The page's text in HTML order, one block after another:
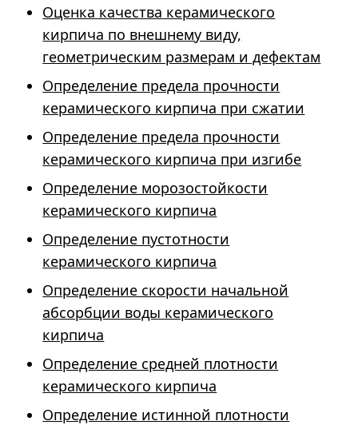
Оценка качества керамического
кирпича по внешнему виду,
геометрическим размерам и дефектам
Определение предела прочности
керамического кирпича при сжатии
Определение предела прочности
керамического кирпича при изгибе
Определение морозостойкости
керамического кирпича
Определение пустотности
керамического кирпича
Определение скорости начальной
абсорбции воды керамического
кирпича
Определение средней плотности
керамического кирпича
Определение истинной плотности